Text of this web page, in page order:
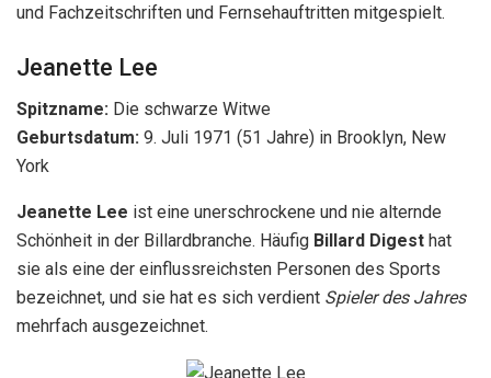
und Fachzeitschriften und Fernsehauftritten mitgespielt.
Jeanette Lee
Spitzname: Die schwarze Witwe
Geburtsdatum: 9. Juli 1971 (51 Jahre) in Brooklyn, New
York
Jeanette Lee ist eine unerschrockene und nie alternde
Schönheit in der Billardbranche. Häufig Billard Digest hat
sie als eine der einflussreichsten Personen des Sports
bezeichnet, und sie hat es sich verdient Spieler des Jahres
mehrfach ausgezeichnet.